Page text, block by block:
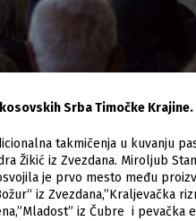
Srba Timočke Krajine.
takmičenja u kuvanju
Žikić iz Zvezdana. Miroljub
je prvo mesto među
iz Zvezdana,”Kraljevačka
iz Čubre i